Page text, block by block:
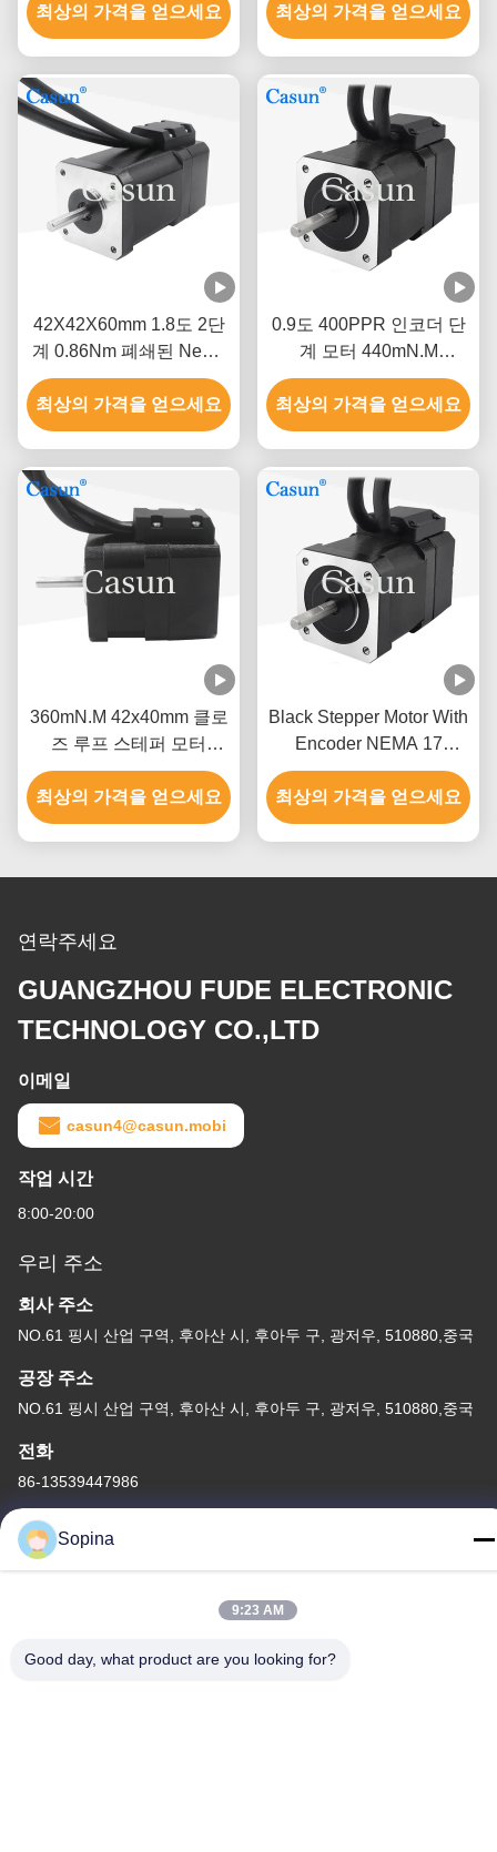
터
최상의 가격을 얻으세요
최상의 가격을 얻으세요
42X42X60mm 1.8도 2단
계 0.86Nm 폐쇄된 Nema
17 폐쇄 루프 스테퍼 모터
최상의 가격을 얻으세요
0.9도 400PPR 인코더 단
계 모터 440mN.M
42x48mm 클로즈 루프
Nema 17
최상의 가격을 얻으세요
360mN.M 42x40mm 클로
즈 루프 스테퍼 모터
Nema 17 1000 Ppr 인코
더로 자동화 장비
최상의 가격을 얻으세요
Black Stepper Motor With
Encoder NEMA 17
340mN.M 1000pps 4단계
스테퍼 모터
최상의 가격을 얻으세요
연락주세요
GUANGZHOU FUDE ELECTRONIC
TECHNOLOGY CO.,LTD
이메일
casun4@casun.mobi
작업 시간
8:00-20:00
우리 주소
회사 주소
NO.61 핑시 산업 구역, 후아산 시, 후아두 구, 광저우, 510880,중국
공장 주소
NO.61 핑시 산업 구역, 후아산 시, 후아두 구, 광저우, 510880,중국
전화
86-13539447986
중국 상등품 하이브리드 스테퍼 모터 공급자. 저작권 (c) 2023-2026
단 복제 금지.
Sopina
9:23 AM
Good day, what product are you looking for?